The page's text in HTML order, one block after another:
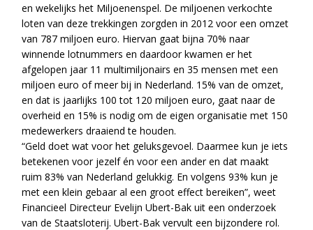
en wekelijks het Miljoenenspel. De miljoenen verkochte
loten van deze trekkingen zorgden in 2012 voor een omzet
van 787 miljoen euro. Hiervan gaat bijna 70% naar
winnende lotnummers en daardoor kwamen er het
afgelopen jaar 11 multimiljonairs en 35 mensen met een
miljoen euro of meer bij in Nederland. 15% van de omzet,
en dat is jaarlijks 100 tot 120 miljoen euro, gaat naar de
overheid en 15% is nodig om de eigen organisatie met 150
medewerkers draaiend te houden.
“Geld doet wat voor het geluksgevoel. Daarmee kun je iets
betekenen voor jezelf én voor een ander en dat maakt
ruim 83% van Nederland gelukkig. En volgens 93% kun je
met een klein gebaar al een groot effect bereiken”, weet
Financieel Directeur Evelijn Ubert-Bak uit een onderzoek
van de Staatsloterij. Ubert-Bak vervult een bijzondere rol.